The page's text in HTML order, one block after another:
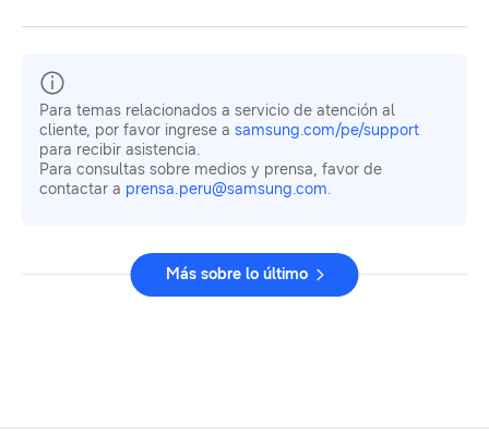
Para temas relacionados a servicio de atención al
cliente, por favor ingrese a samsung.com/pe/support
para recibir asistencia.
Para consultas sobre medios y prensa, favor de
contactar a prensa.peru@samsung.com.
Más sobre lo último